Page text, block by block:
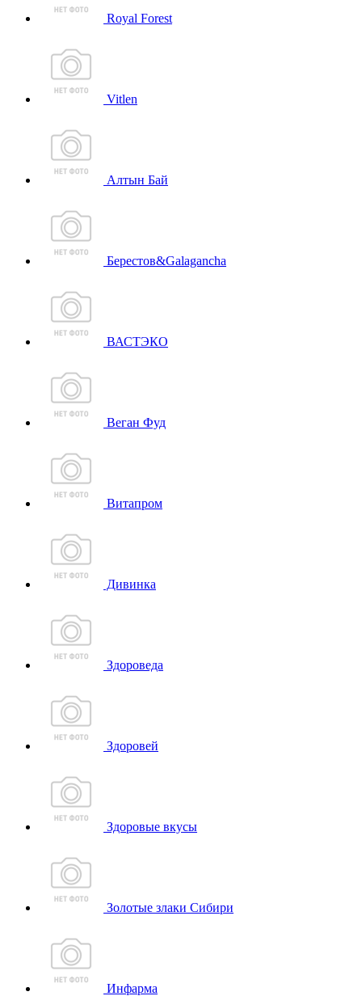
Royal Forest
Vitlen
Алтын Бай
Берестов&Galagancha
ВАСТЭКО
Веган Фуд
Витапром
Дивинка
Здороведа
Здоровей
Здоровые вкусы
Золотые злаки Сибири
Инфарма